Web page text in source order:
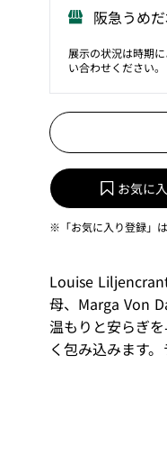
阪急うめ
展示の状況は時期
い合わせください。
お気に
※「お気に入り登録」
Louise
母、Marga Von
温もりと安らぎ
く包み込みます